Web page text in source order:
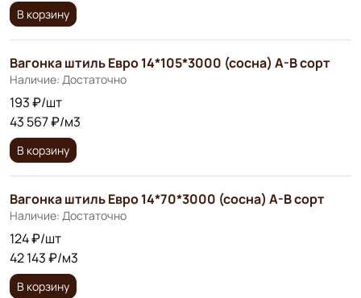
В корзину
Вагонка штиль Евро 14*105*3000 (сосна) А-В сорт
Наличие: Достаточно
193 ₽/шт
43 567 ₽/м3
В корзину
Вагонка штиль Евро 14*70*3000 (сосна) А-В сорт
Наличие: Достаточно
124 ₽/шт
42 143 ₽/м3
В корзину